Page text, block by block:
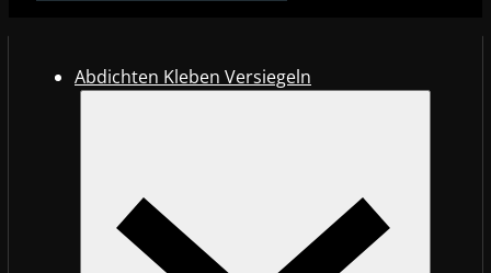
Abdichten Kleben Versiegeln